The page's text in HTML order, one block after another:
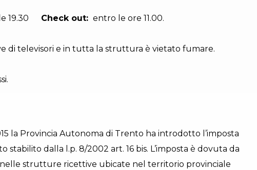
le 19.30 Check out: entro le ore 11.00.
di televisori e in tutta la struttura è vietato fumare.
la Provincia Autonoma di Trento ha introdotto l’imposta
stabilito dalla l.p. 8/2002 art. 16 bis. L’imposta è dovuta da
strutture ricettive ubicate nel territorio provinciale